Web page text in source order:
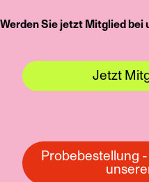
Werden Sie jetzt Mitglied bei
Jetzt
Probebestellung